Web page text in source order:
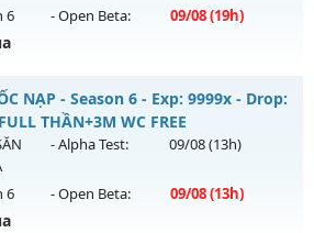
6 - Open Beta: 09/08(19h)
https://muhoalong.pro
- Mở máy chủ
muhoalonvào 19h ngày 09/08/2626
NẠP - Season 6 - Exp: 9999x - Drop:
THẦN+3M WC FREE
- Alpha Test: 09/08(13h)
6 - Open Beta: 09/08(13h)